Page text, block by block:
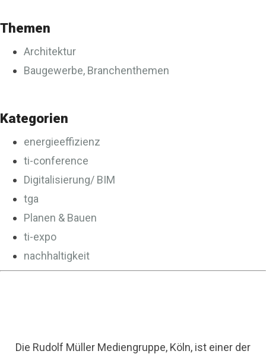
Themen
Architektur
Baugewerbe, Branchenthemen
Kategorien
energieeffizienz
ti-conference
Digitalisierung/ BIM
tga
Planen & Bauen
ti-expo
nachhaltigkeit
Die Rudolf Müller Mediengruppe, Köln, ist einer der